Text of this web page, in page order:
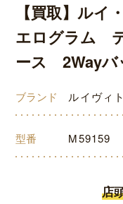
【買取】ル
エログラム
ース 2Way
ブランド ルイヴィ
型番 M59159
店